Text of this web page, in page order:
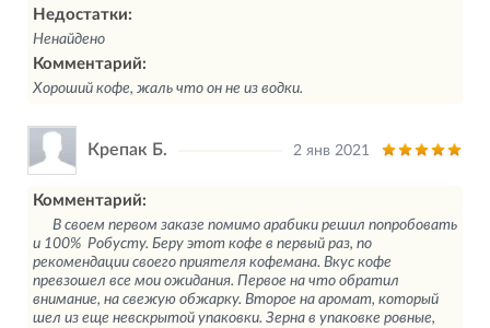
Недостатки:
Ненайдено
Комментарий:
Хороший кофе, жаль что он не из водки.
Крепак Б. 2 янв 2021
Комментарий:
В своем первом заказе помимо арабики решил попробовать
и 100% Робусту. Беру этот кофе в первый раз, по
рекомендации своего приятеля кофемана. Вкус кофе
превзошел все мои ожидания. Первое на что обратил
внимание, на свежую обжарку. Второе на аромат, который
шел из еще невскрытой упаковки. Зерна в упаковке ровные,